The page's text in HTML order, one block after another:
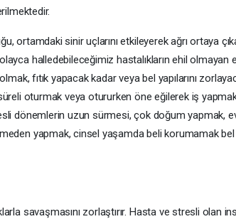
ortamdaki sinir uçlarını etkileyerek ağrı ortaya
halledebileceğimiz hastalıkların ehil olmayan
fıtık yapacak kadar veya bel yapılarını
oturmak veya otururken öne eğilerek iş
dönemlerin uzun sürmesi, çok doğum yapmak,
yapmak, cinsel yaşamda beli korumamak
savaşmasını zorlaştırır. Hasta ve stresli olan